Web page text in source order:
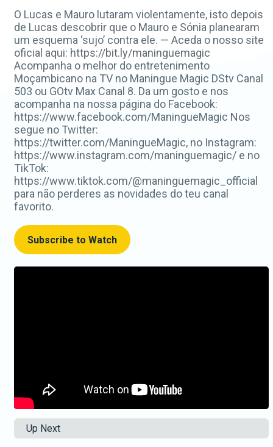
O Lucas e Mauro lutaram violentamente, isto depois
de Lucas descobrir que o Mauro e Sónia planearam
um esquema ‘sujo’ contra ele. — Aceda o nosso site
oficial aqui: https://bit.ly/maninguemagic
Acompanha o melhor do entretenimento
Moçambicano na TV no Maningue Magic DStv Canal
503 ou GOtv Max Canal 8. Da um gosto e nos
acompanha na nossa página do Facebook:
https://www.facebook.com/ManingueMagic Nos
segue no Twitter:
https://twitter.com/ManingueMagic, no Instagram:
https://www.instagram.com/maninguemagic/ e no
TikTok:
https://www.tiktok.com/@maninguemagic_official
para não perderes as novidades do teu canal
favorito.
Subscribe to Watch
Up Next